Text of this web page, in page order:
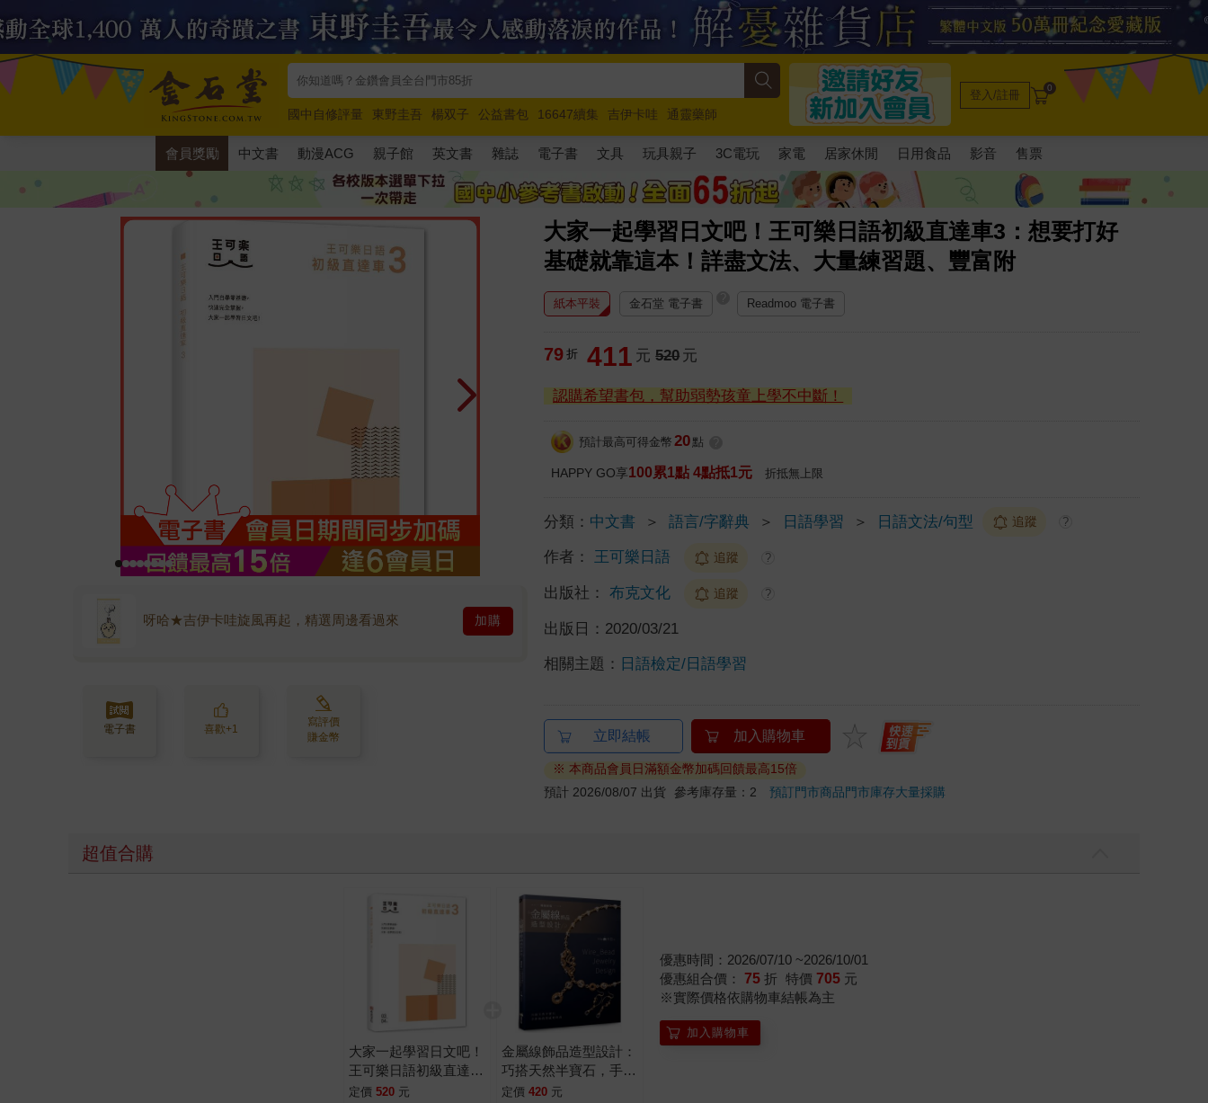
國中自修評量 東野圭吾 楊双子 公益書包 16647續集 吉伊卡哇
通靈藥師
唯紅花綻放
奧德賽 路邊攤新作 馬斯克 玩具總動員5 超慢跑
登入/註冊 0
會員獎勵 中文書 動漫ACG 親子館 英文書 雜誌 電子書 文具 玩具親子 3C電玩 家電 居家休閒 日用食品 影音 售票
大家一起學習日文吧！王可樂日語初級直達車3：想要打好
基礎就靠這本！詳盡文法、大量練習題、豐富附
呀哈★吉伊卡哇旋風再起，精選周邊看過來 加購
電子書 喜歡+1
寫評價
賺金幣
紙本平裝 金石堂 電子書 Readmoo 電子書
79 折 411 元 520 元
認購希望書包，幫助弱勢孩童上學不中斷！
預計最高可得金幣 20 點
HAPPY GO享100累1點 4點抵1元 折抵無上限
分類： 中文書 ＞ 語言/字辭典 ＞ 日語學習 ＞ 日語文法/句型 追蹤 ?
作者： 王可樂日語 追蹤 ?
出版社： 布克文化 追蹤 ?
出版日： 2020/03/21
相關主題： 日語檢定/日語學習
立即結帳 加入購物車
※ 本商品會員日滿額金幣加碼回饋最高15倍
預計 2026/08/07 出貨 參考庫存量：2預訂門市商品門市庫存大量採購
超值合購
大家一起學習日文吧！
王可樂日語初級直達車
3：想要打好基礎就靠
定價 520 元
金屬線飾品造型設計：
巧搭天然半寶石，手作
妳的質感輕時尚(暢銷
定價 420 元
優惠時間：2026/07/10 ~2026/10/01
優惠組合價： 75 折 特價 705 元
※實際價格依購物車結帳為主
加入購物車